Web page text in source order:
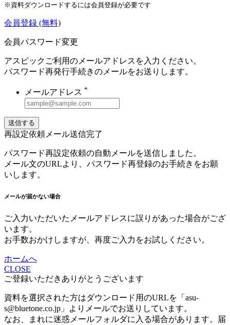
※資料ダウンロードするには会員登録が必要です
会員登録 (無料)
会員パスワード変更
アスピックご利用のメールアドレスを入力ください。
パスワード再発行手続きのメールをお送りします。
メールアドレス *
送信する
再設定依頼メール送信完了
パスワード再設定依頼の自動メールを送信しました。
メール文のURLより、パスワード再登録のお手続きをお願
いします。
メールが届かない場合
ご入力いただいたメールアドレスに誤りがあった場合がござ
います。
お手数おかけしますが、再度ご入力をお試しください。
ホームへ
CLOSE
ご登録いただきありがとうございます
資料を選択された方はダウンロード用のURLを「asu-
s@bluetone.co.jp」よりメールでお送りしています。
なお、まれに迷惑メールフォルダに入る場合があります。届